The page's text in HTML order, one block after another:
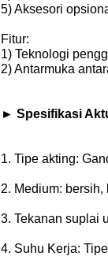
5) Aksesori
Fitur:
1) Teknologi
2) Antarmuka
► Spesifikasi
1. Tipe akting:
2. Medium:
3. Tekanan suplai
4. Suhu Kerja: